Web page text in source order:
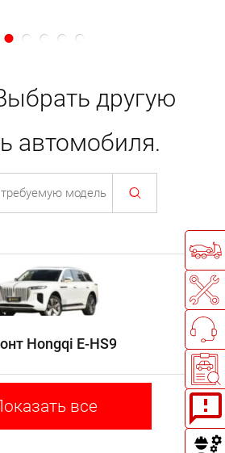
другую
автомобиля.
Hongqi E-HS9
все